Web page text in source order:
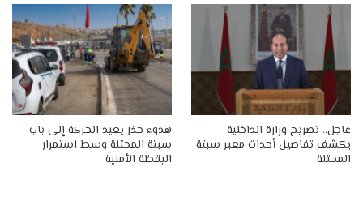
عاجل.. تصريح وزارة الداخلية
يكشف تفاصيل أحداث معبر سبتة
المحتلة
هدوء حذر يعيد الحركة إلى باب
سبتة المحتلة وسط استمرار
اليقظة الأمنية